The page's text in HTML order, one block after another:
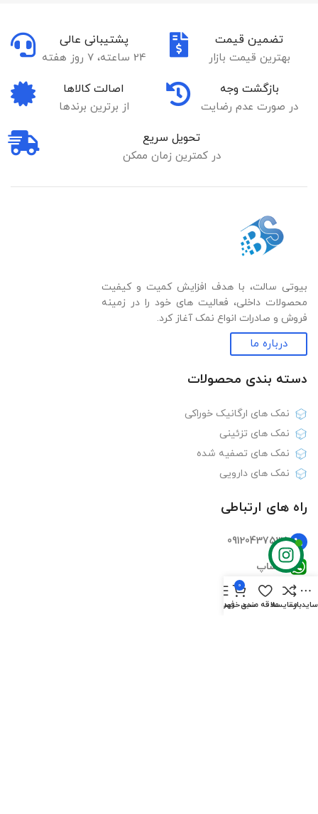
تضمین قیمت
بهترین قیمت بازار
پشتیبانی عالی
24 ساعته، 7 روز هفته
بازگشت وجه
در صورت عدم رضایت
اصالت کالاها
از برترین برندها
تحویل سریع
در کمترین زمان ممکن
بیوتی سالت، با هدف افزایش کمیت و کیفیت
محصولات داخلی، فعالیت های خود را در زمینه
فروش و صادرات انواع نمک آغاز کرد.
درباره ما
دسته بندی‌ محصولات
نمک های ارگانیک خوراکی
نمک های تزئینی
نمک های تصفیه شده
نمک های دارویی
راه های ارتباطی
09120437535
واتساپ
تلگرام
سایدبارمقایسهعلاقه مندی
0
سبد خریدفهرست